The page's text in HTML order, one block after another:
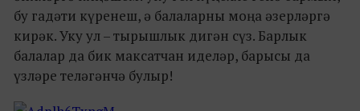
бу гадәти күренеш, ә балаларны моңа әзерләргә
кирәк. Уку ул – тырышлык дигән сүз. Барлык
балалар да бик максатчан иделәр, барысы да
үзләре теләгәнчә булыр!